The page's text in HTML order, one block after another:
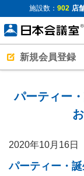
施設数： 902 店
新規会員登録
パーティー
2020年10月16日
パーティー・